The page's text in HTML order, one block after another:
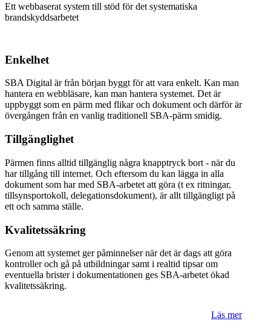
Ett webbaserat system till stöd för det systematiska
brandskyddsarbetet
Enkelhet
SBA Digital är från början byggt för att vara enkelt. Kan man
hantera en webbläsare, kan man hantera systemet. Det är
uppbyggt som en pärm med flikar och dokument och därför är
övergången från en vanlig traditionell SBA-pärm smidig.
Tillgänglighet
Pärmen finns alltid tillgänglig några knapptryck bort - när du
har tillgång till internet. Och eftersom du kan lägga in alla
dokument som har med SBA-arbetet att göra (t ex ritningar,
tillsynsportokoll, delegationsdokument), är allt tillgängligt på
ett och samma ställe.
Kvalitetssäkring
Genom att systemet ger påminnelser när det är dags att göra
kontroller och gå på utbildningar samt i realtid tipsar om
eventuella brister i dokumentationen ges SBA-arbetet ökad
kvalitetssäkring.
Läs mer